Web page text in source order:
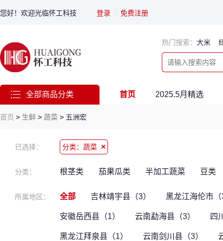
您好！欢迎光临怀工科技 登录 免费注册
热门搜索： 大米
全部商品分类 首页 2025.5月精选
首页 > 生鲜 > 蔬菜 > 五洲宏
已选择： 分类：蔬菜 ×
分类： 根茎类 茄果瓜类 半加工蔬菜 豆类
所属地区： 全部 吉林靖宇县（3） 黑龙江海伦市
安徽岳西县（1） 云南勐海县（3） 四
黑龙江拜泉县（1） 云南剑川县（3）